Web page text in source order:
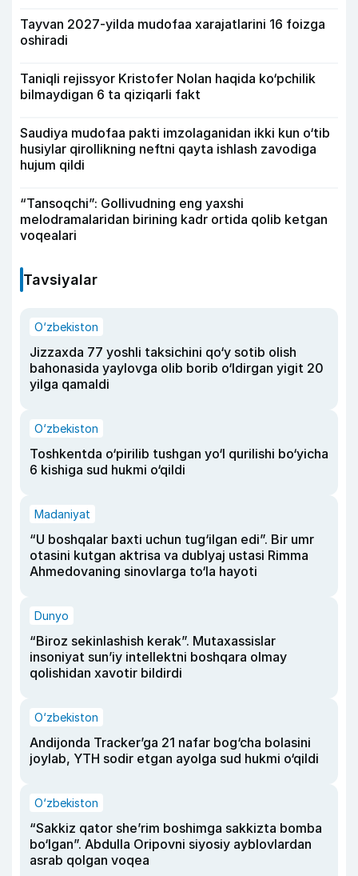
Tayvan 2027-yilda mudofaa xarajatlarini 16 foizga
oshiradi
Taniqli rejissyor Kristofer Nolan haqida ko‘pchilik
bilmaydigan 6 ta qiziqarli fakt
Saudiya mudofaa pakti imzolaganidan ikki kun o‘tib
husiylar qirollikning neftni qayta ishlash zavodiga
hujum qildi
“Tansoqchi”: Gollivudning eng yaxshi
melodramalaridan birining kadr ortida qolib ketgan
voqealari
Tavsiyalar
O‘zbekiston
Jizzaxda 77 yoshli taksichini qo‘y sotib olish
bahonasida yaylovga olib borib o‘ldirgan yigit 20
yilga qamaldi
O‘zbekiston
Toshkentda o‘pirilib tushgan yo‘l qurilishi bo‘yicha
6 kishiga sud hukmi o‘qildi
Madaniyat
“U boshqalar baxti uchun tug‘ilgan edi”. Bir umr
otasini kutgan aktrisa va dublyaj ustasi Rimma
Ahmedovaning sinovlarga to‘la hayoti
Dunyo
“Biroz sekinlashish kerak”. Mutaxassislar
insoniyat sun’iy intellektni boshqara olmay
qolishidan xavotir bildirdi
O‘zbekiston
Andijonda Tracker’ga 21 nafar bog‘cha bolasini
joylab, YTH sodir etgan ayolga sud hukmi o‘qildi
O‘zbekiston
“Sakkiz qator she’rim boshimga sakkizta bomba
bo‘lgan”. Abdulla Oripovni siyosiy ayblovlardan
asrab qolgan voqea